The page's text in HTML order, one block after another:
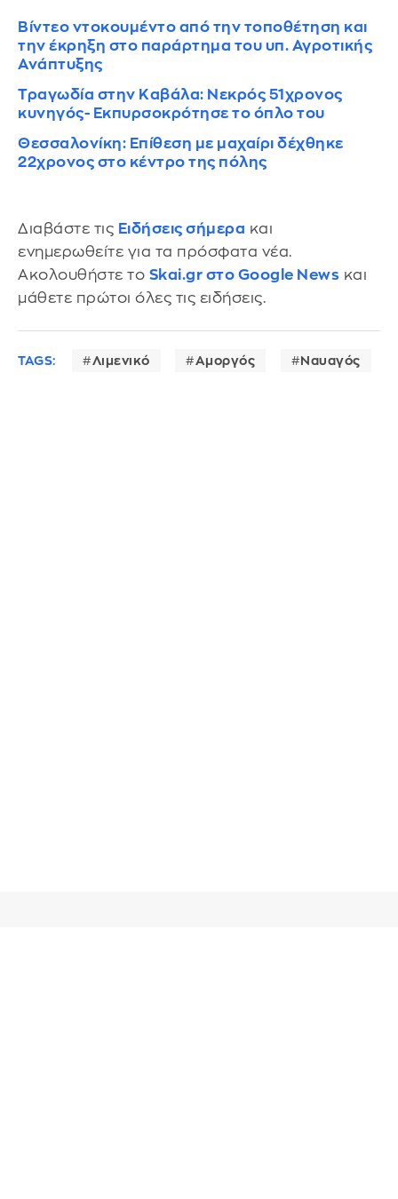
Βίντεο ντοκουμέντο από την τοποθέτηση και
την έκρηξη στο παράρτημα του υπ. Αγροτικής
Ανάπτυξης
Τραγωδία στην Καβάλα: Νεκρός 51χρονος
κυνηγός- Εκπυρσοκρότησε το όπλο του
Θεσσαλονίκη: Επίθεση με μαχαίρι δέχθηκε
22χρονος στο κέντρο της πόλης
Διαβάστε τις Ειδήσεις σήμερα και
ενημερωθείτε για τα πρόσφατα νέα.
Ακολουθήστε το Skai.gr στο Google News και
μάθετε πρώτοι όλες τις ειδήσεις.
TAGS: Λιμενικό Αμοργός Ναυαγός